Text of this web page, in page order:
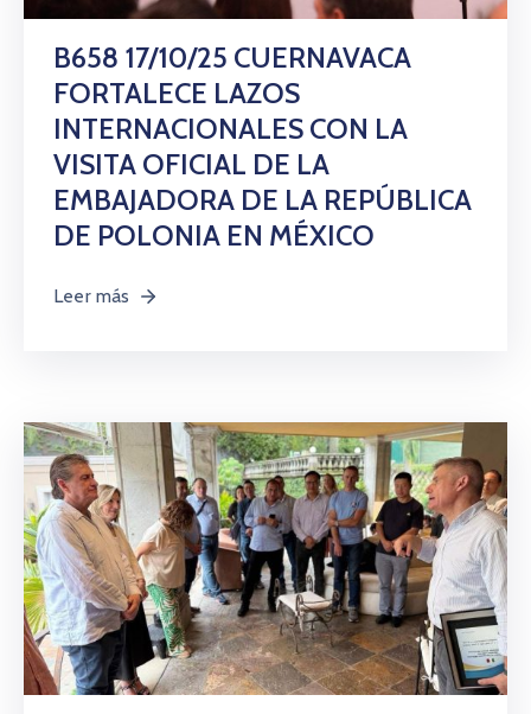
B658 17/10/25 CUERNAVACA
FORTALECE LAZOS
INTERNACIONALES CON LA
VISITA OFICIAL DE LA
EMBAJADORA DE LA REPÚBLICA
DE POLONIA EN MÉXICO
Leer más